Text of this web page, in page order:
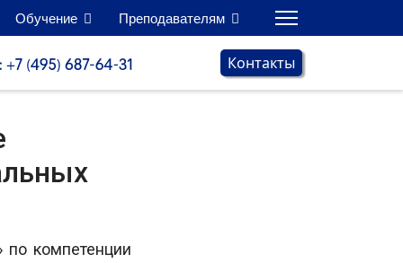
Обучение Преподавателям
Контакты
компетенции